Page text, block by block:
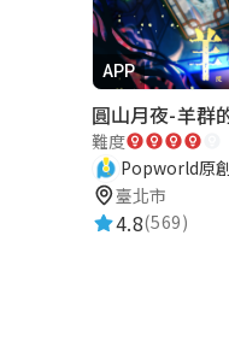
APP
難度
Popworld原
臺北市
4.8(569)